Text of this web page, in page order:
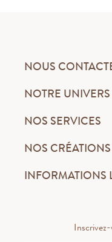
NOUS
NOTRE UNIVERS
NOS SERVICES
NOS CRÉATIONS
INFORMATIONS